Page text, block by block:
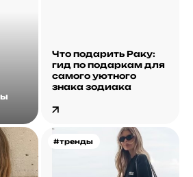
Что подарить Раку:
гид по подаркам для
самого уютного
знака зодиака
#тренды